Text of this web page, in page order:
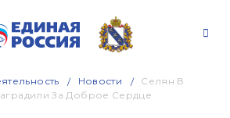
Новости
Селян В
За Доброе Сердце